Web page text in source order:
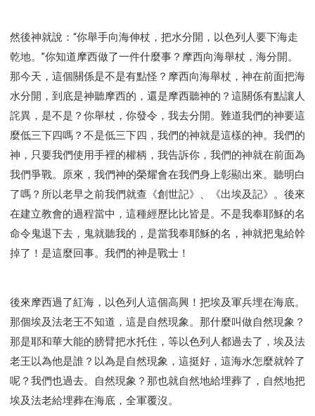
然後神就說：“你舉手向海伸杖，把水分開，以色列人要下海走
乾地。”你知道摩西做了一件什麼事？摩西向海舉杖，海分開。
那今天，這個關係是不是有點怪？摩西向海舉杖，神在前面把海
水分開，到底是神聽摩西的，還是摩西聽神的？這關係有點讓人
詫異，是不是？你舉杖，你發令，我去分開。難道我們的神要這
麼低三下四嗎？不是低三下四，我們的神就是這樣的神。我們的
神，只要我們使用手裡的權柄，我告訴你，我們的神就在前面為
我們爭戰。原來，我們神的榮耀會在我們身上彰顯出來。聽明白
了嗎？所以老早之前我們就查《創世記》、《出埃及記》。後來
在建立教會的過程當中，這種經歷比比皆是。不是我奉耶穌的名
命令鬼退下去，鬼就聽我的，是當我奉耶穌的名，神就把鬼給幹
掉了！是這麼回事。我們的神是戰士！
後來摩西過了紅海，以色列人這個高興！把埃及軍兵埋在海底。
那個埃及法老王不知道，這是自然現象。那什麼叫做自然現象？
那是耶和華大能的膀臂把水托住，等以色列人都過去了，埃及法
老王以為他是誰？以為是自然現象，這挺好，這海水怎麼就幹了
呢？我們也過去。自然現象？那也就自然地給埋葬了，自然地把
埃及法老給埋葬在海底，全軍覆沒。